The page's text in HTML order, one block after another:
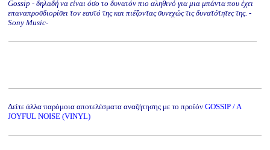
Gossip - δηλαδή να είναι όσο το δυνατόν πιο αληθινό για μια μπάντα που έχει
επαναπροσδιορίσει τον εαυτό της και πιέζοντας συνεχώς τις δυνατότητες της. -
Sony Music-
Δείτε άλλα παρόμοια αποτελέσματα αναζήτησης με το προϊόν GOSSIP / A
JOYFUL NOISE (VINYL)